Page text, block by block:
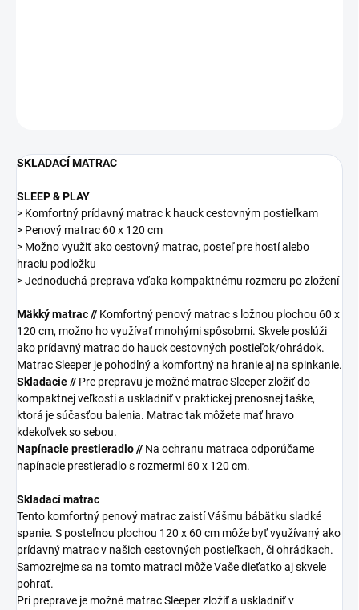
SKLADACÍ MATRAC
SLEEP & PLAY
> Komfortný prídavný matrac k hauck cestovným postieľkam
> Penový matrac 60 x 120 cm
> Možno využiť ako cestovný matrac, posteľ pre hostí alebo
hraciu podložku
> Jednoduchá preprava vďaka kompaktnému rozmeru po zložení
Mäkký matrac // Komfortný penový matrac s ložnou plochou 60 x
120 cm, možno ho využívať mnohými spôsobmi. Skvele poslúži
ako prídavný matrac do hauck cestovných postieľok/ohrádok.
Matrac Sleeper je pohodlný a komfortný na hranie aj na spinkanie.
Skladacie // Pre prepravu je možné matrac Sleeper zložiť do
kompaktnej veľkosti a uskladniť v praktickej prenosnej taške,
ktorá je súčasťou balenia. Matrac tak môžete mať hravo
kdekoľvek so sebou.
Napínacie prestieradlo // Na ochranu matraca odporúčame
napínacie prestieradlo s rozmermi 60 x 120 cm.
Skladací matrac
Tento komfortný penový matrac zaistí Vášmu bábätku sladké
spanie. S posteľnou plochou 120 x 60 cm môže byť využívaný ako
prídavný matrac v našich cestovných postieľkach, či ohrádkach.
Samozrejme sa na tomto matraci môže Vaše dieťatko aj skvele
pohrať.
Pri preprave je možné matrac Sleeper zložiť a uskladniť v